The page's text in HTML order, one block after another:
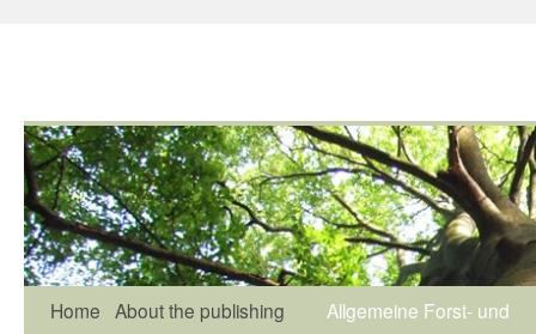
Home About the publishing
Allgemeine Forst- und